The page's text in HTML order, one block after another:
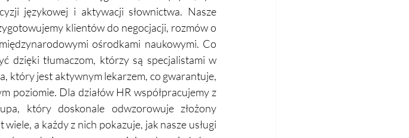
językowej i aktywacji słownictwa. Nasze
klientów do negocjacji, rozmów o
ośrodkami naukowymi. Co
dzięki tłumaczom, którzy są specjalistami w
który jest aktywnym lekarzem, co gwarantuje,
poziomie. Dla działów HR współpracujemy z
który doskonale odwzorowuje złożony
a każdy z nich pokazuje, jak nasze usługi